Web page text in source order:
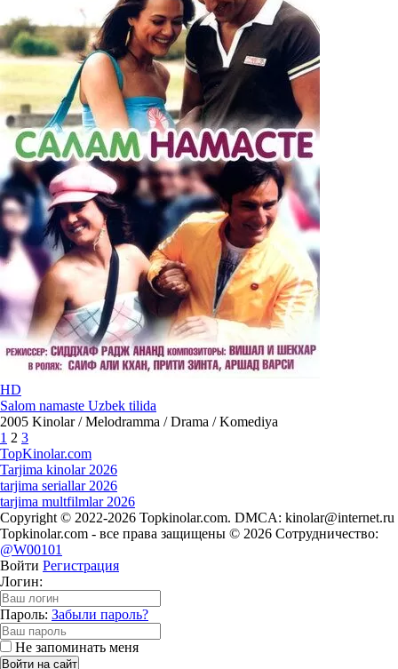
HD
Salom namaste Uzbek tilida
2005 Kinolar / Melodramma / Drama / Komediya
1 2 3
TopKinolar.com
Tarjima kinolar 2026
tarjima seriallar 2026
tarjima multfilmlar 2026
Copyright © 2022-2026 Topkinolar.com. DMCA: kinolar@internet.ru
Topkinolar.com - все права защищены © 2026 Сотрудничество:
@W00101
Войти Регистрация
Логин:
Пароль: Забыли пароль?
Не запоминать меня
Войти на сайт